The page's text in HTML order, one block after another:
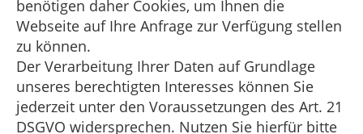
benötigen daher Cookies, um Ihnen die
Webseite auf Ihre Anfrage zur Verfügung stellen
zu können.
Der Verarbeitung Ihrer Daten auf Grundlage
unseres berechtigten Interesses können Sie
jederzeit unter den Voraussetzungen des Art. 21
DSGVO widersprechen. Nutzen Sie hierfür bitte